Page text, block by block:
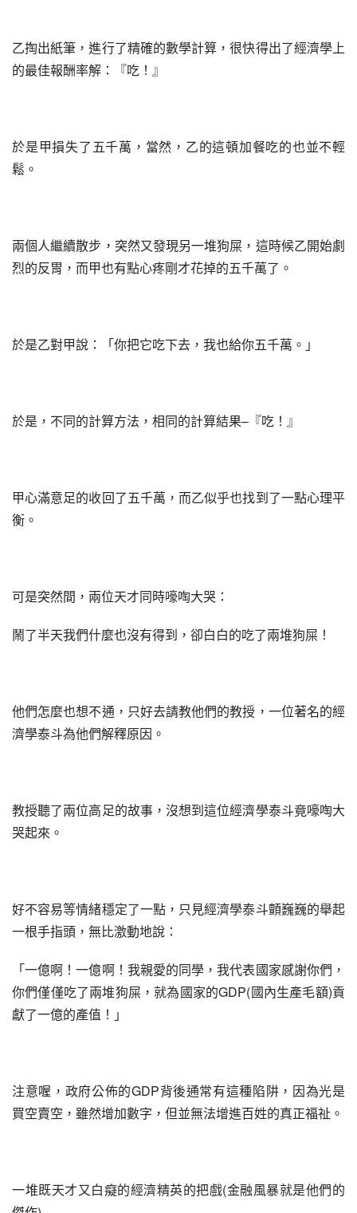
乙掏出紙筆，進行了精確的數學計算，很快得出了經濟學上
的最佳報酬率解：『吃！』
於是甲損失了五千萬，當然，乙的這頓加餐吃的也並不輕
鬆。
兩個人繼續散步，突然又發現另一堆狗屎，這時候乙開始劇
烈的反胃，而甲也有點心疼剛才花掉的五千萬了。
於是乙對甲說：「你把它吃下去，我也給你五千萬。」
於是，不同的計算方法，相同的計算結果–『吃！』
甲心滿意足的收回了五千萬，而乙似乎也找到了一點心理平
衡。
可是突然間，兩位天才同時嚎啕大哭：
鬧了半天我們什麼也沒有得到，卻白白的吃了兩堆狗屎！
他們怎麼也想不通，只好去請教他們的教授，一位著名的經
濟學泰斗為他們解釋原因。
教授聽了兩位高足的故事，沒想到這位經濟學泰斗竟嚎啕大
哭起來。
好不容易等情緒穩定了一點，只見經濟學泰斗顫巍巍的舉起
一根手指頭，無比激動地說：
「一億啊！一億啊！我親愛的同學，我代表國家感謝你們，
你們僅僅吃了兩堆狗屎，就為國家的GDP(國內生產毛額)貢
獻了一億的產值！」
注意喔，政府公佈的GDP背後通常有這種陷阱，因為光是
買空賣空，雖然增加數字，但並無法增進百姓的真正福祉。
一堆既天才又白癡的經濟精英的把戲(金融風暴就是他們的